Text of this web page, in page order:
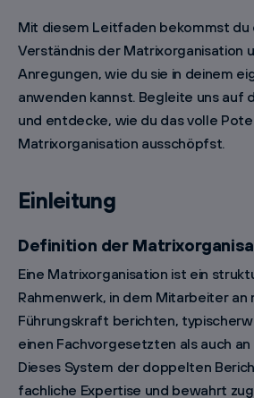
Mit diesem Leitfaden bekommst du
Verständnis der Matrixorganisation
Anregungen, wie du sie in deinem
anwenden kannst. Begleite uns auf
und entdecke, wie du das volle
Matrixorganisation ausschöpfst.
Einleitung
Definition der
Eine Matrixorganisation ist ein
Rahmenwerk, in dem Mitarbeiter an
Führungskraft berichten,
einen Fachvorgesetzten als auch
Dieses System der doppelten
fachliche Expertise und bewahrt